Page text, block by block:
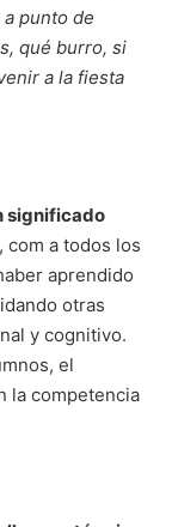
a punto de
qué burro, si
a la fiesta
significado
com a todos los
aprendido
otras
y cognitivo.
el
la competencia